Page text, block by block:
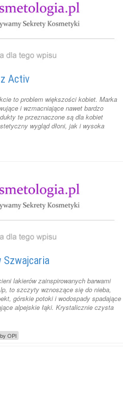
Activ
to problem większości kobiet. Marka
i wzmacniające nawet bardzo
te przeznaczone są dla kobiet
wygląd dłoni, jak i wysoka
Szwajcaria
lakierów zainspirowanych barwami
to szczyty wznoszące się do nieba,
górskie potoki i wodospady spadające
alpejskie łąki. Krystalicznie czysta
OPI